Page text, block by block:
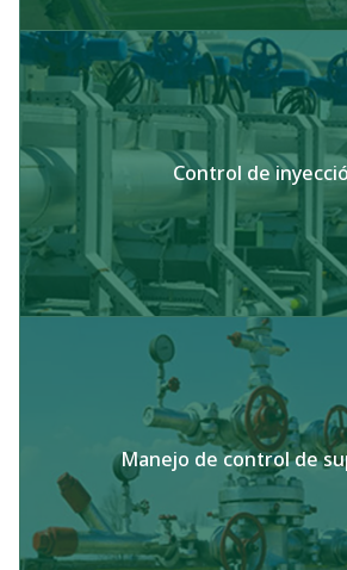
Control de
Manejo de control de